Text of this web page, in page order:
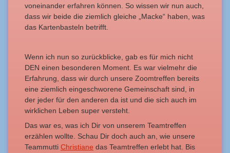
voneinander erfahren können. So wissen wir nun auch,
dass wir beide die ziemlich gleiche „Macke“ haben, was
das Kartenbasteln betrifft.
Wenn ich nun so zurückblicke, gab es für mich nicht
DEN einen besonderen Moment. Es war vielmehr die
Erfahrung, dass wir durch unsere Zoomtreffen bereits
eine ziemlich eingeschworene Gemeinschaft sind, in
der jeder für den anderen da ist und die sich auch im
wirklichen Leben super versteht.
Das war es, was ich Dir von unserem Teamtreffen
erzählen wollte. Schau Dir doch auch an, wie unsere
Teammutti Christiane das Teamtreffen erlebt hat. Bis